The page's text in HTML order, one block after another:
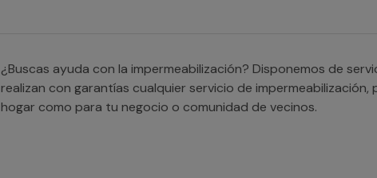
¿Buscas ayuda con la impermeabilización? Disponemos de
realizan con garantías cualquier servicio de
hogar como para tu negocio o comunidad de vecinos.